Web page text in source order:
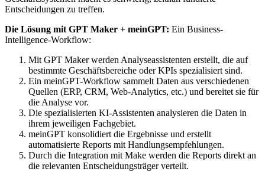
Entscheidungen zu treffen.
Die Lösung mit GPT Maker + meinGPT: Ein Business-
Intelligence-Workflow:
Mit GPT Maker werden Analyseassistenten erstellt, die auf
bestimmte Geschäftsbereiche oder KPIs spezialisiert sind.
Ein meinGPT-Workflow sammelt Daten aus verschiedenen
Quellen (ERP, CRM, Web-Analytics, etc.) und bereitet sie für
die Analyse vor.
Die spezialisierten KI-Assistenten analysieren die Daten in
ihrem jeweiligen Fachgebiet.
meinGPT konsolidiert die Ergebnisse und erstellt
automatisierte Reports mit Handlungsempfehlungen.
Durch die Integration mit Make werden die Reports direkt an
die relevanten Entscheidungsträger verteilt.